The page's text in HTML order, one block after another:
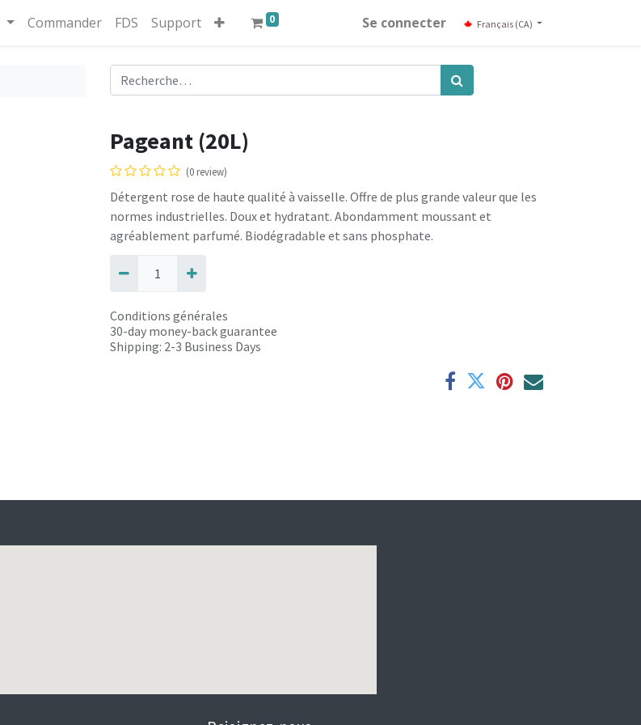
Commander FDS Support 0 Se connecter Français (CA)
Pageant (20L)
(0 review)
Détergent rose de haute qualité à vaisselle. Offre de plus grande valeur que les
normes industrielles. Doux et hydratant. Abondamment moussant et
agréablement parfumé. Biodégradable et sans phosphate.
Conditions générales
30-day money-back guarantee
Shipping: 2-3 Business Days